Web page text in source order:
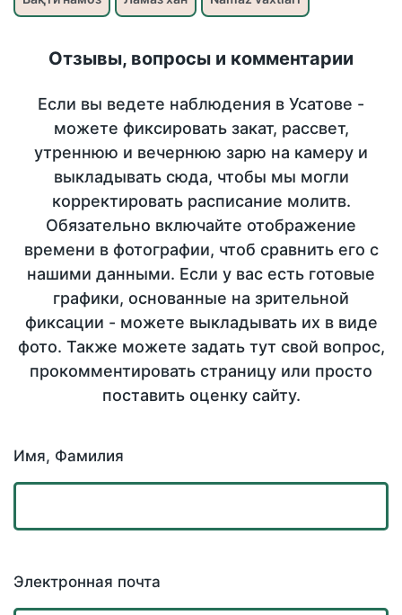
Отзывы, вопросы и комментарии
Если вы ведете наблюдения в Усатове -
можете фиксировать закат, рассвет,
утреннюю и вечернюю зарю на камеру и
выкладывать сюда, чтобы мы могли
корректировать расписание молитв.
Обязательно включайте отображение
времени в фотографии, чтоб сравнить его с
нашими данными. Если у вас есть готовые
графики, основанные на зрительной
фиксации - можете выкладывать их в виде
фото. Также можете задать тут свой вопрос,
прокомментировать страницу или просто
поставить оценку сайту.
Имя, Фамилия
Электронная почта